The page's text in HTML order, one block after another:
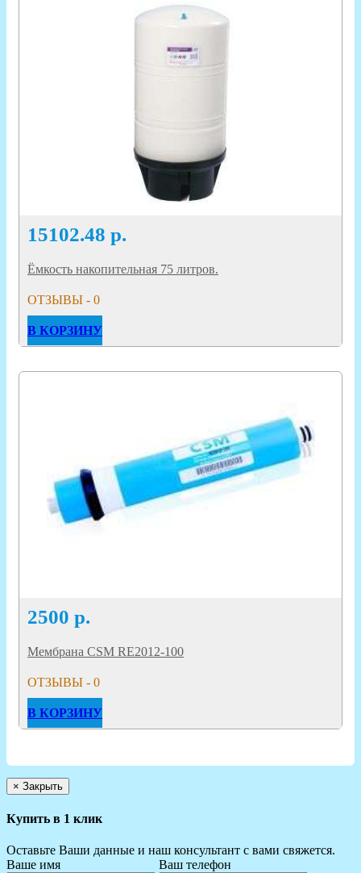
15102.48 р.
Ёмкость накопительная 75 литров.
ОТЗЫВЫ - 0
В КОРЗИНУ
2500 р.
Мембрана CSM RE2012-100
ОТЗЫВЫ - 0
В КОРЗИНУ
× Закрыть
Купить в 1 клик
Оставьте Ваши данные и наш консультант с вами свяжется.
Ваше имя
Ваш телефон